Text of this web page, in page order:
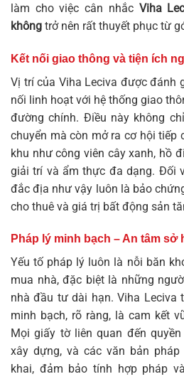
làm cho việc cân nhắc Viha
không trở nên rất thuyết phục từ
Kết nối giao thông và tiện ích
Vị trí của Viha Leciva được đánh
nối linh hoạt với hệ thống giao
đường chính. Điều này không
chuyển mà còn mở ra cơ hội tiếp
khu như công viên cây xanh, hồ
giải trí và ẩm thực đa dạng. Đối
đắc địa như vậy luôn là bảo
cho thuê và giá trị bất động sản
Pháp lý minh bạch – An tâm
Yếu tố pháp lý luôn là nỗi băn
mua nhà, đặc biệt là những
nhà đầu tư dài hạn. Viha Leciva
minh bạch, rõ ràng, là cam kết
Mọi giấy tờ liên quan đến
xây dựng, và các văn bản
khai, đảm bảo tính hợp pháp